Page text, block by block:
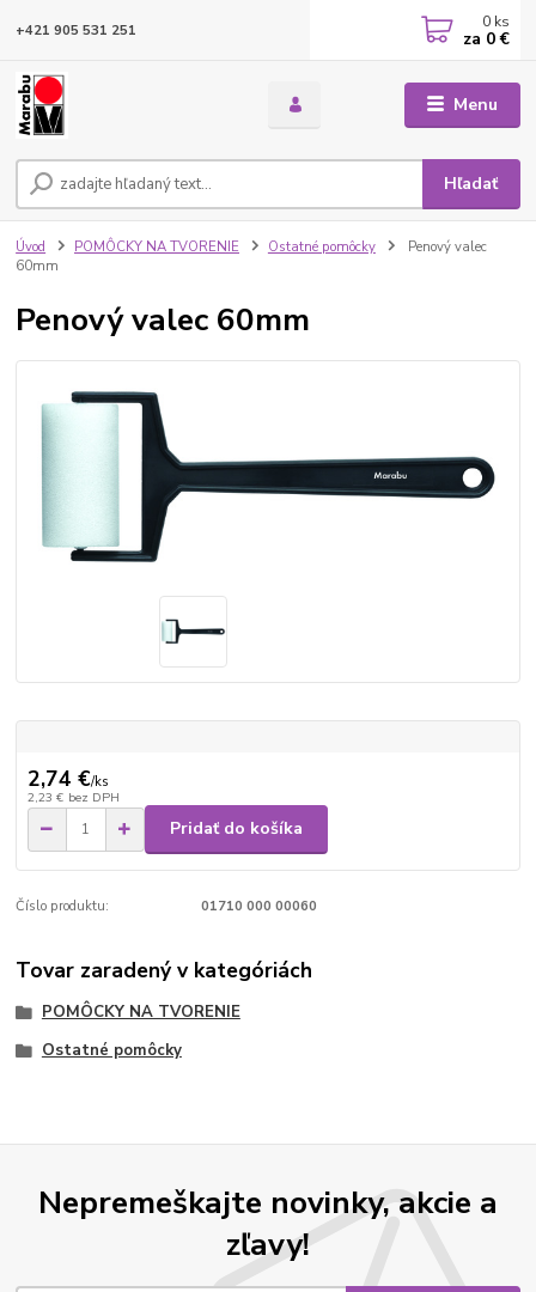
Menu
Hľadať
+421 905 531 251 0 ks
za 0 €
Úvod POMÔCKY NA TVORENIE Ostatné pomôcky
Penový valec
60mm
Penový valec 60mm
2,74 €/ks
2,23 € bez DPH
Pridať do košíka
Číslo produktu: 01710 000 00060
Tovar zaradený v kategóriách
POMÔCKY NA TVORENIE
Ostatné pomôcky
Nepremeškajte novinky, akcie a
zľavy!